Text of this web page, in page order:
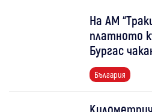
На АМ
платното
Бургас
България